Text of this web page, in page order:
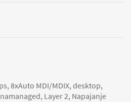
8xAuto MDI/MDIX, desktop,
Layer 2, Napajanje